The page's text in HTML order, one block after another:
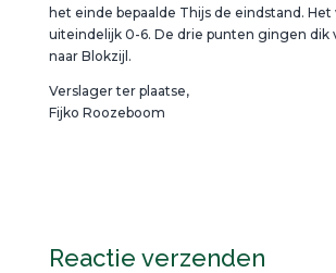
het einde bepaalde Thijs de eindstand. Het
uiteindelijk 0-6. De drie punten gingen dik
naar Blokzijl.
Verslager ter plaatse,
Fijko Roozeboom
Reactie verzenden